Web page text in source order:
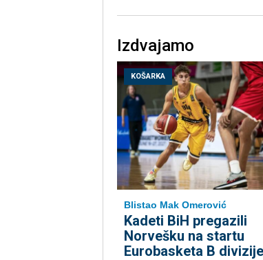
Izdvajamo
KOŠARKA
Blistao Mak Omerović
Kadeti BiH pregazili
Norvešku na startu
Eurobasketa B divizije